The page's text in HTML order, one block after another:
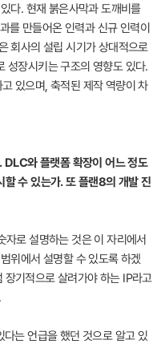
다. 현재 붉은사막과 도깨비를
를 만들어온 인력과 신규 인력이
회사의 설립 시기가 상대적으로
성장시키는 구조의 영향도 있다.
있으며, 축적된 제작 역량이 차
DLC와 플랫폼 확장이 어느 정도
할 수 있는가. 또 플랜8의 개발 진
자로 설명하는 것은 이 자리에서
위에서 설명할 수 있도록 하겠
기적으로 살려가야 하는 IP라고
는 언급을 했던 것으로 알고 있